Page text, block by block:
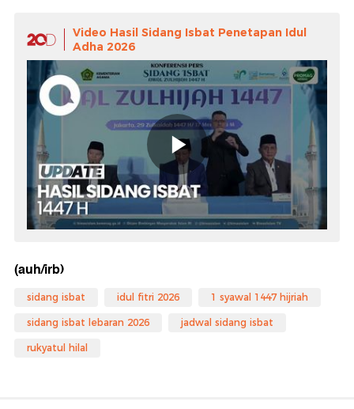
Video Hasil Sidang Isbat Penetapan Idul
Adha 2026
(auh/irb)
sidang isbat idul fitri 2026 1 syawal 1447 hijriah
sidang isbat lebaran 2026 jadwal sidang isbat
rukyatul hilal